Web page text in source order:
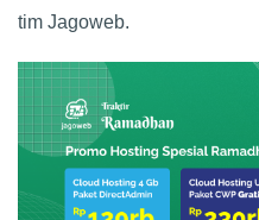
tim Jagoweb.